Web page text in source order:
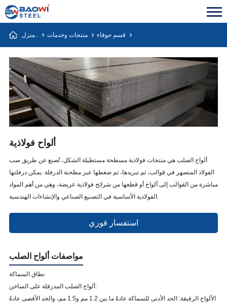
منزل . منتجات وخدمات قسم جوفاء
ألواح فولاذية
ألواح الصلب هي منتجات فولاذية مسطحة مستطيلة الشكل، تُصنع عن طريق صب
الفولاذ المنصهر في قوالب، ثم تبريدها، ثم ضغطها عبر مطحنة الدرفلة. يمكن درفلتها
مباشرة من القوالب إلى ألواح أو قطعها من شرائح فولاذية عريضة، وهي من أهم المواد
الفولاذية الأساسية في التصنيع الصناعي والإنشاءات الهندسية.
استفسار فوري
مواصفات ألواح الصلب
نطاق السماكة
ألواح الصلب المدرفلة على الساخن:
الألواح الرقيقة: الحد الأدنى للسماكة عادةً ما بين 1.2 مم و1.5 مم، والحد الأقصى عادةً